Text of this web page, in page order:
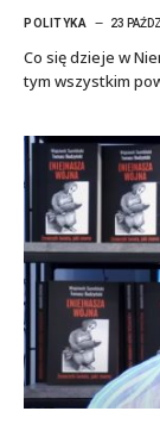
POLITYKA 23
Co się dzieje w
tym wszystkim